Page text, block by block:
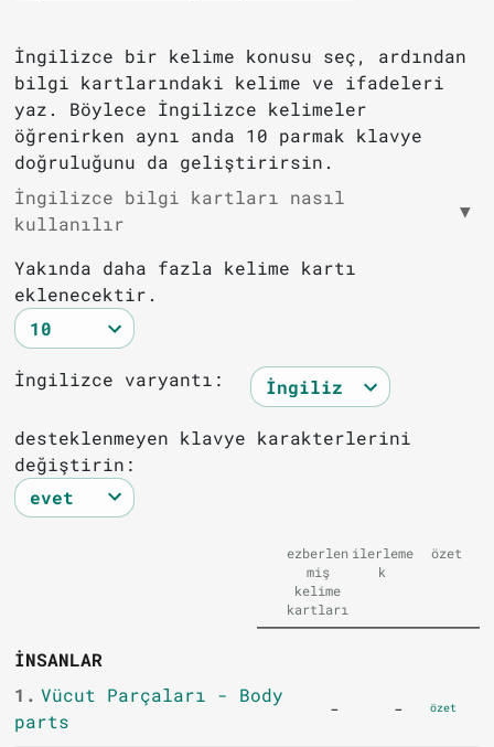
İngilizce bir kelime konusu seç, ardından
bilgi kartlarındaki kelime ve ifadeleri
yaz. Böylece İngilizce kelimeler
öğrenirken aynı anda 10 parmak klavye
doğruluğunu da geliştirirsin.
İngilizce bilgi kartları nasıl
kullanılır
▼
Yakında daha fazla kelime kartı
eklenecektir.
İngilizce varyantı:
desteklenmeyen klavye karakterlerini
değiştirin:
ezberlen
miş
kelime
kartları
ilerleme
k
özet
İNSANLAR
1. Vücut Parçaları - Body
parts
- - özet